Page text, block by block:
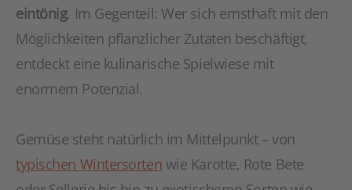
eintönig. Im Gegenteil: Wer sich ernsthaft mit den
Möglichkeiten pflanzlicher Zutaten beschäftigt,
entdeckt eine kulinarische Spielwiese mit
enormem Potenzial.
Gemüse steht natürlich im Mittelpunkt – von
typischen Wintersorten wie Karotte, Rote Bete